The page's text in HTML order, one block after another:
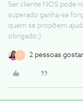
Ser cliente NOS pode
superado ganha-se
quem se propõem
obrigado;)
B 2 pessoas